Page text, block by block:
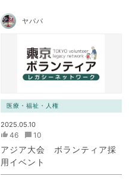
ヤパパ
医療・福祉・人権
2025.05.10
46 10
アジア大会 ボランティア採
用イベント